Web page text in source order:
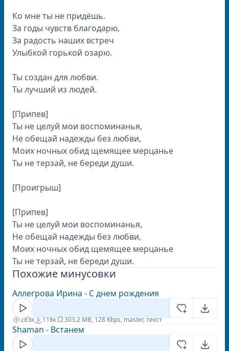
Ко мне ты не придёшь.
За годы чувств благодарю,
За радость наших встреч
Улыбкой горькой озарю.
Ты создан для любви.
Ты лучший из людей.
[Припев]
Ты не целуй мои воспоминанья,
Не обещай надежды без любви,
Моих ночных обид щемящее мерцанье
Ты не терзай, не береди души.
[Проигрыш]
[Припев]
Ты не целуй мои воспоминанья,
Не обещай надежды без любви,
Моих ночных обид щемящее мерцанье
Ты не терзай, не береди души.
Похожие минусовки
Аллегрова Ирина - С днем рождения
283к 118к 303.2 MB, 128 Kbps, master, текст
Shaman - Встанем